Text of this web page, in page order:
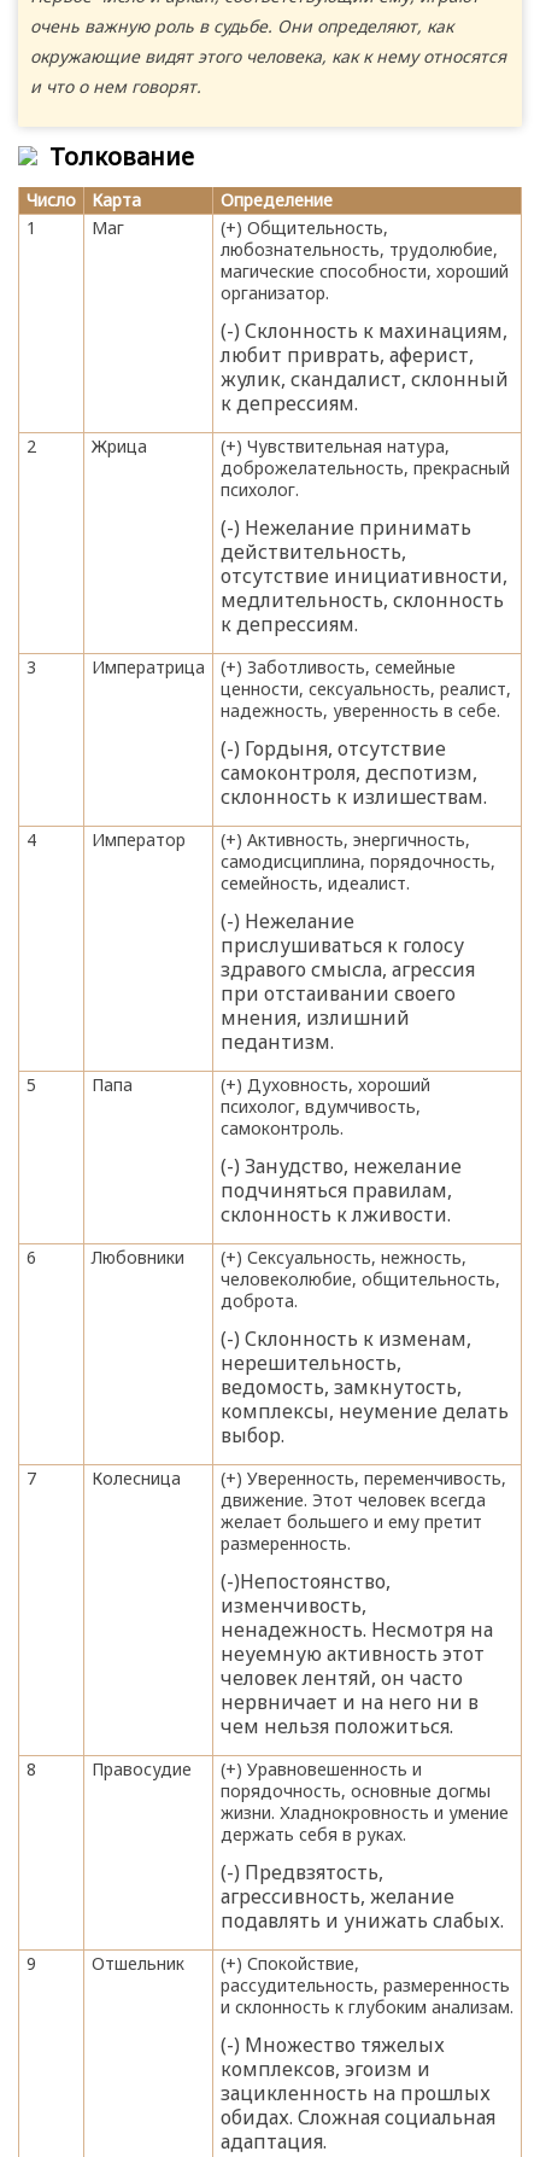
очень важную роль в судьбе. Они определяют, как
окружающие видят этого человека, как к нему относятся
и что о нем говорят.
Толкование
Число Карта
Определение
1
Маг
(+) Общительность,
любознательность, трудолюбие,
магические способности, хороший
организатор.
(-) Склонность к махинациям,
любит приврать, аферист,
жулик, скандалист, склонный
к депрессиям.
2 Жрица
(+) Чувствительная натура,
доброжелательность, прекрасный
психолог.
(-) Нежелание принимать
действительность,
отсутствие инициативности,
медлительность, склонность
к депрессиям.
3 Императрица
(+) Заботливость, семейные
ценности, сексуальность, реалист,
надежность, уверенность в себе.
(-) Гордыня, отсутствие
самоконтроля, деспотизм,
склонность к излишествам.
4 Император
(+) Активность, энергичность,
самодисциплина, порядочность,
семейность, идеалист.
(-) Нежелание
прислушиваться к голосу
здравого смысла, агрессия
при отстаивании своего
мнения, излишний
педантизм.
5 Папа
(+) Духовность, хороший
психолог, вдумчивость,
самоконтроль.
(-) Занудство, нежелание
подчиняться правилам,
склонность к лживости.
6 Любовники
(+) Сексуальность, нежность,
человеколюбие, общительность,
доброта.
(-) Склонность к изменам,
нерешительность,
ведомость, замкнутость,
комплексы, неумение делать
выбор.
7 Колесница
(+) Уверенность, переменчивость,
движение. Этот человек всегда
желает большего и ему претит
размеренность.
(-)Непостоянство,
изменчивость,
ненадежность. Несмотря на
неуемную активность этот
человек лентяй, он часто
нервничает и на него ни в
чем нельзя положиться.
8 Правосудие
(+) Уравновешенность и
порядочность, основные догмы
жизни. Хладнокровность и умение
держать себя в руках.
(-) Предвзятость,
агрессивность, желание
подавлять и унижать слабых.
9 Отшельник
(+) Спокойствие,
рассудительность, размеренность
и склонность к глубоким анализам.
(-) Множество тяжелых
комплексов, эгоизм и
зацикленность на прошлых
обидах. Сложная социальная
адаптация.